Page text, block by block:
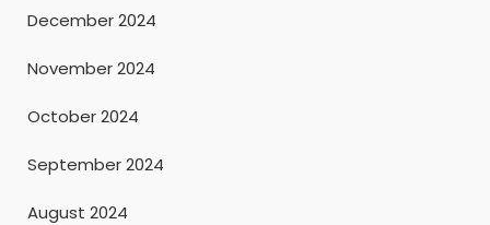
December 2024
November 2024
October 2024
September 2024
August 2024